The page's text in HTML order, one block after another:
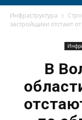
Инфраструктура
застройщики отстают
В